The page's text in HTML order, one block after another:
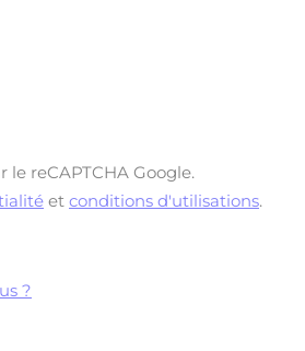
le reCAPTCHA Google.
et conditions d'utilisations.
?